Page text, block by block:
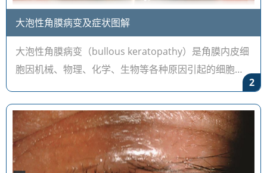
大泡性角膜病变及症状图解
大泡性角膜病变（bullous keratopathy）是角膜内皮细
胞因机械、物理、化学、生物等各种原因引起的细胞数
代偿，不能维持角膜正常
2